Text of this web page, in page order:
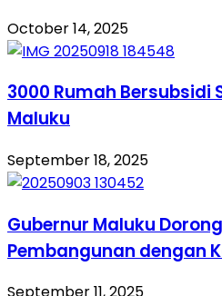
October 14, 2025
3000 Rumah Bersubsidi
Maluku
September 18, 2025
Gubernur Maluku
Pembangunan dengan